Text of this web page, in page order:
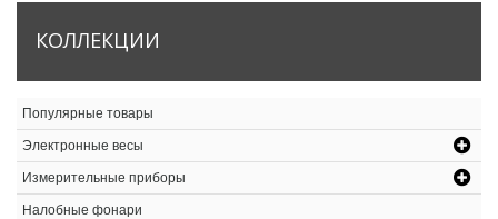
КОЛЛЕКЦИИ
Популярные товары
Электронные весы
Измерительные приборы
Налобные фонари